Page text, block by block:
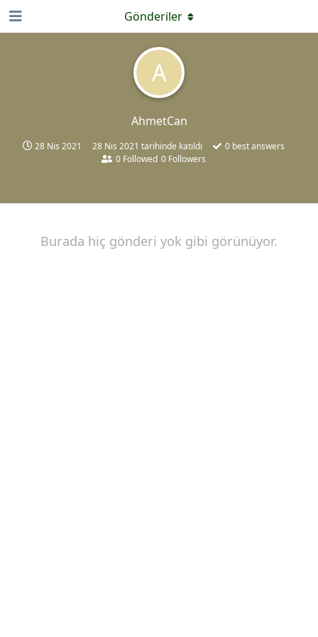
A
AhmetCan
28 Nis 2021 28 Nis 2021 tarihinde katıldı 0 best answers
0 Followed 0 Followers
Gönderiler
Burada hiç gönderi yok gibi görünüyor.